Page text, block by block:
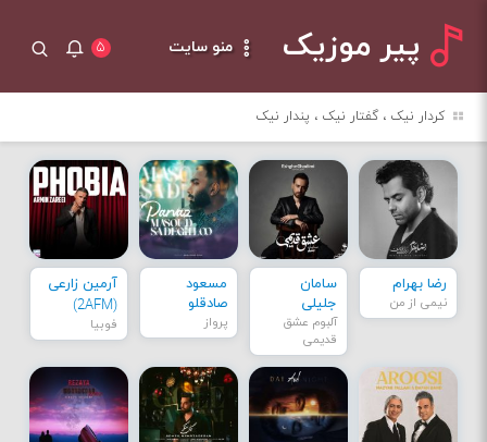
پیر موزیک منو سایت ۵
کردار نیک ، گفتار نیک ، پندار نیک
رضا بهرام
نیمی از من
سامان
جلیلی
آلبوم عشق
قدیمی
مسعود
صادقلو
پرواز
آرمین زارعی
(2AFM)
فوبیا